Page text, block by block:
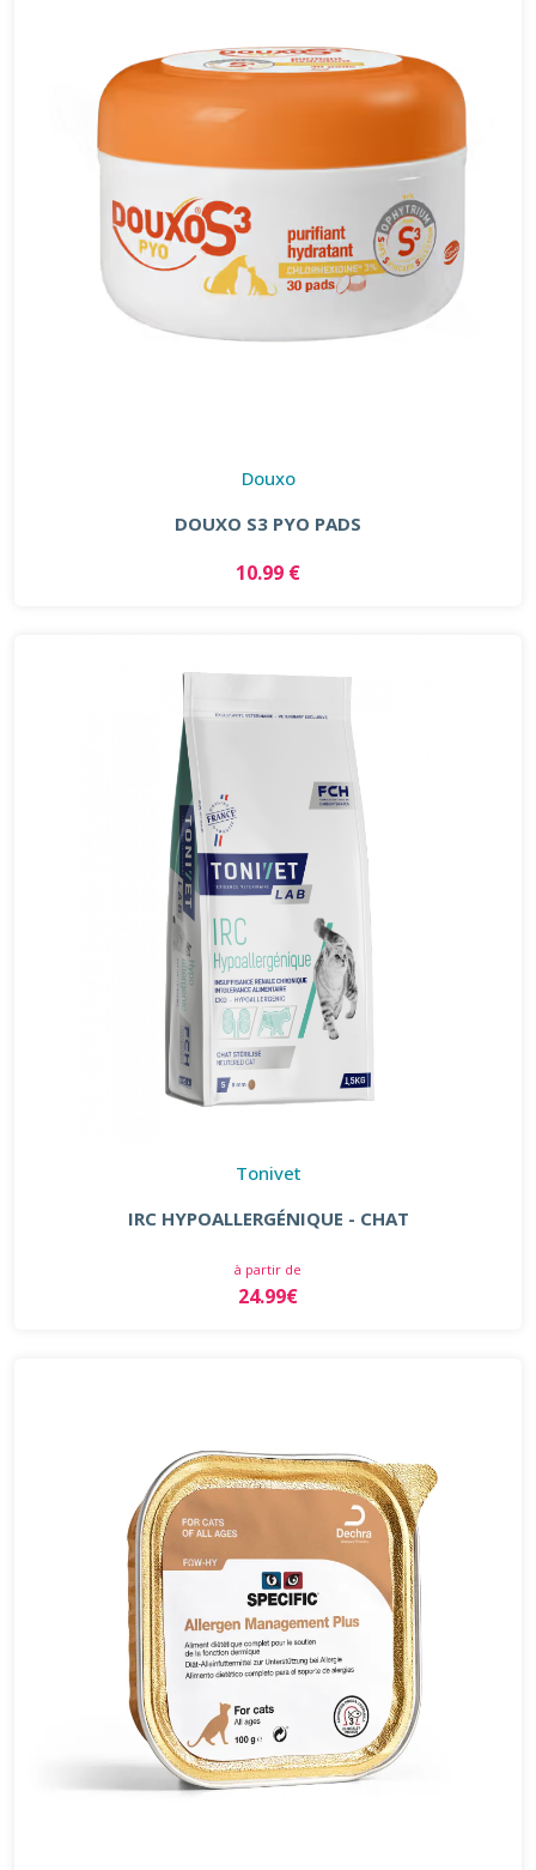
Douxo
DOUXO S3 PYO PADS
10.99 €
Tonivet
IRC HYPOALLERGÉNIQUE - CHAT
à partir de
24.99€